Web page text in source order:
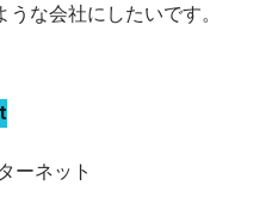
な会社にしたいです。
ーネット